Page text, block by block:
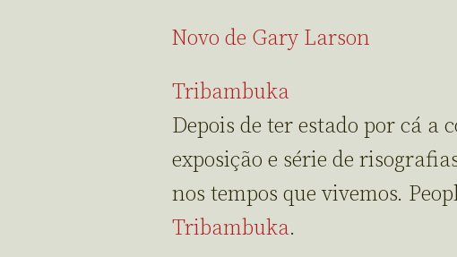
Novo de Gary Larson
Tribambuka
Depois de ter estado por cá a
exposição e série de
nos tempos que vivemos.
Tribambuka.